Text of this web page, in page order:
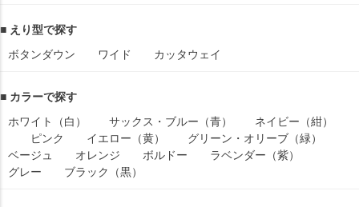
■ えり型で探す
ボタンダウン
ワイド カッタウェイ
■ カラーで探す
ホワイト（白）
サックス・ブルー（青）
ネイビー（紺）
ピンク
イエロー（黄）
グリーン・オリーブ（緑）
ベージュ
オレンジ ボルドー
ラベンダー（紫）
グレー
ブラック（黒）